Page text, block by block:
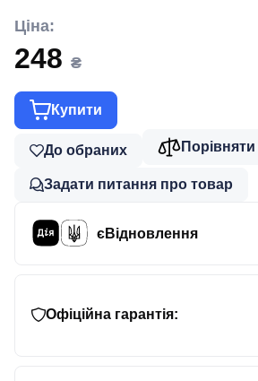
Ціна:
248 ₴
Купити
До обраних Порівняти
Задати питання про товар
єВідновлення
Офіційна гарантія: